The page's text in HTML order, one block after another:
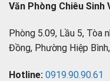
Văn Phòng Chiêu Sinh
Phòng 5.09, Lầu 5, Tòa
Đồng, Phường Hiệp
Hotline: 0919.90.90.61